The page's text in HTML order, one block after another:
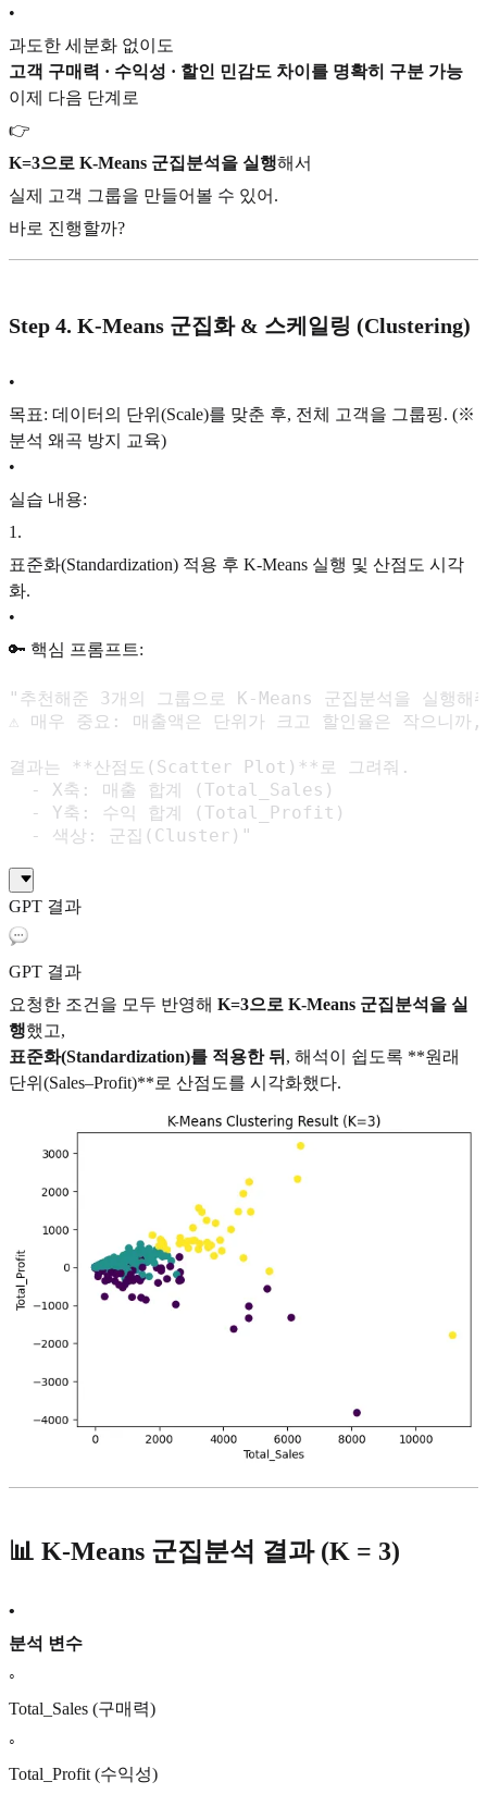
•
과도한 세분화 없이도
고객 구매력 · 수익성 · 할인 민감도 차이를 명확히 구분 가능
이제 다음 단계로
👉
K=3으로 K-Means 군집분석을 실행해서
실제 고객 그룹을 만들어볼 수 있어.
바로 진행할까?
Step 4. K-Means 군집화 & 스케일링 (Clustering)
•
목표: 데이터의 단위(Scale)를 맞춘 후, 전체 고객을 그룹핑. (※
분석 왜곡 방지 교육)
•
실습 내용:
1 .
표준화(Standardization) 적용 후 K-Means 실행 및 산점도 시각
화.
•
🔑 핵심 프롬프트:
"추천해준 3개의 그룹으로 K-Means 군집분석을 실행
⚠️ 매우 중요: 매출액은 단위가 크고 할인율은 작으
결과는 **산점도(Scatter Plot)**로 그려줘.
  - X축: 매출 합계 (Total_Sales)
  - Y축: 수익 합계 (Total_Profit)
  - 색상: 군집(Cluster)"
GPT 결과
GPT 결과
요청한 조건을 모두 반영해 K=3으로 K-Means 군집분석을 실
행했고,
표준화(Standardization)를 적용한 뒤 , 해석이 쉽도록 **원래
단위(Sales–Profit)**로 산점도를 시각화했다.
📊 K-Means 군집분석 결과 (K = 3)
•
분석 변수
◦
Total_Sales (구매력)
◦
Total_Profit (수익성)